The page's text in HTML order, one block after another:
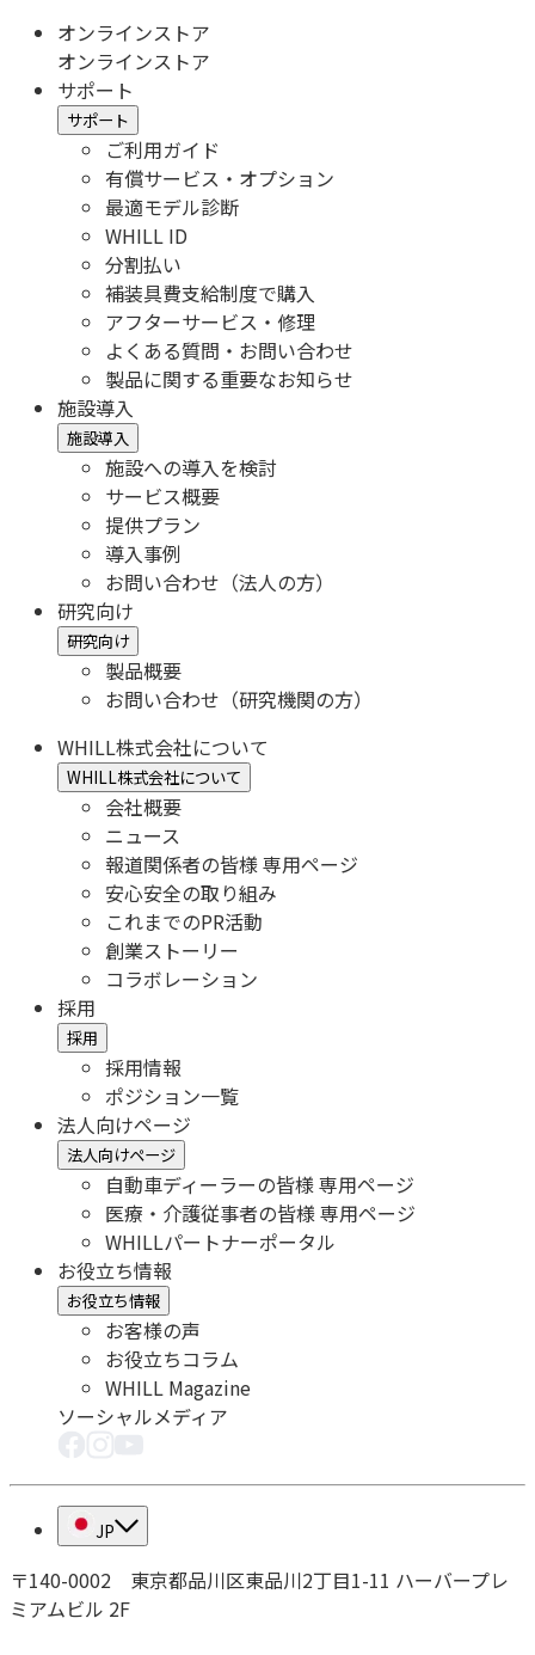
オンラインストア
オンラインストア
サポート
サポート
ご利用ガイド
有償サービス・オプション
最適モデル診断
WHILL ID
分割払い
補装具費支給制度で購入
アフターサービス・修理
よくある質問・お問い合わせ
製品に関する重要なお知らせ
施設導入
施設導入
施設への導入を検討
サービス概要
提供プラン
導入事例
お問い合わせ（法人の方）
研究向け
研究向け
製品概要
お問い合わせ（研究機関の方）
WHILL株式会社について
WHILL株式会社について
会社概要
ニュース
報道関係者の皆様 専用ページ
安心安全の取り組み
これまでのPR活動
創業ストーリー
コラボレーション
採用
採用
採用情報
ポジション一覧
法人向けページ
法人向けページ
自動車ディーラーの皆様 専用ページ
医療・介護従事者の皆様 専用ページ
WHILLパートナーポータル
お役立ち情報
お役立ち情報
お客様の声
お役立ちコラム
WHILL Magazine
ソーシャルメディア
JP
〒140-0002 東京都品川区東品川2丁目1-11 ハーバープレ
ミアムビル 2F